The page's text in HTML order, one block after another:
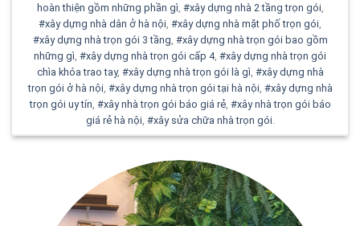
hoàn thiện gồm những phần gì #xây dựng nhà 2 tầng trọn gói
#xây dựng nhà dân ở hà nội #xây dựng nhà mặt phố trọn gói
#xây dựng nhà trọn gói 3 tầng #xây dựng nhà trọn gói bao gồm
những gì #xây dựng nhà trọn gói cấp 4, #xây dựng nhà trọn gói
chìa khóa trao tay, #xây dựng nhà trọn gói là gì #xây dựng nhà
trọn gói ở hà nội #xây dựng nhà trọn gói tại hà nội #xây dựng nhà
trọn gói uy tín #xây nhà trọn gói báo giá rẻ, #xây nhà trọn gói báo
giá rẻ hà nội #xây sửa chữa nhà trọn gói